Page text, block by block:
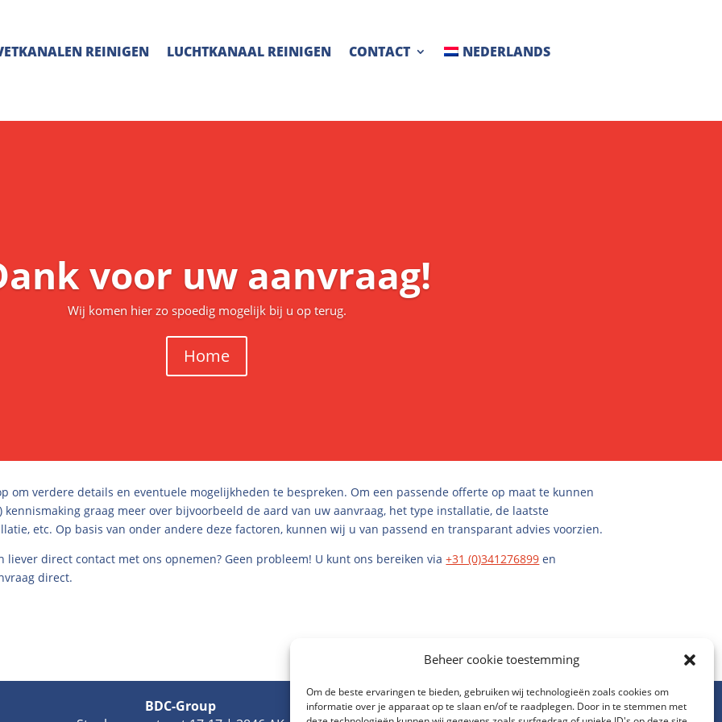
Beheer cookie toestemming
Om de beste ervaringen te bieden, gebruiken wij technologieën zoals cookies om
informatie over je apparaat op te slaan en/of te raadplegen. Door in te stemmen met
REINIGEN LUCHTKANAAL REINIGEN CONTACT NEDERLANDS
voor uw aanvraag!
Wij komen hier zo spoedig mogelijk bij u op terug.
Home
om verdere details en eventuele mogelijkheden te bespreken. Om een passende offerte op maat te kunnen
graag meer over bijvoorbeeld de aard van uw aanvraag, het type installatie, de laatste
etc. Op basis van onder andere deze factoren, kunnen wij u van passend en transparant advies voorzien.
direct contact met ons opnemen? Geen probleem! U kunt ons bereiken via+31 (0)341276899 en
direct.
BDC-Group